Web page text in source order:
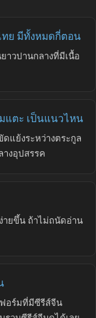
ทย มีทั้งหมดกี่ตอน
าวปานกลางที่มีเนื้อ
แตะ เป็นแนวไหน
แย้งระหว่างตระกูล
งอุปสรรค
ายขึ้น ถ้าไม่ถนัดอ่าน
อร์มที่มีซีรีส์จีน